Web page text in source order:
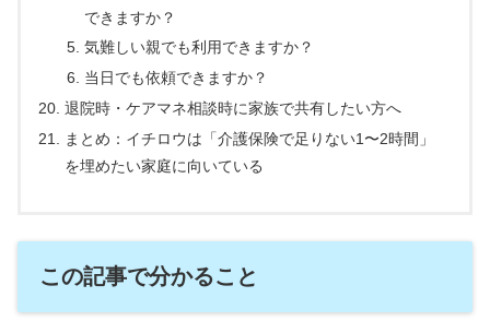
できますか？
気難しい親でも利用できますか？
当日でも依頼できますか？
退院時・ケアマネ相談時に家族で共有したい方へ
まとめ：イチロウは「介護保険で足りない1〜2時間」
を埋めたい家庭に向いている
この記事で分かること